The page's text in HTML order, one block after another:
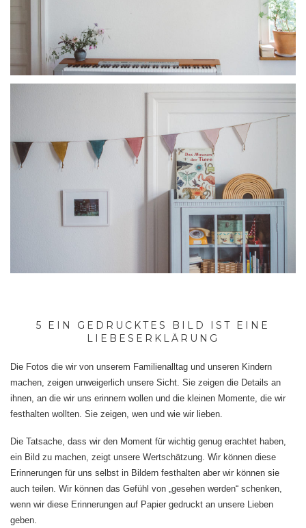
5 EIN GEDRUCKTES BILD IST EINE
LIEBESERKLÄRUNG
Die Fotos die wir von unserem Familienalltag und unseren Kindern
machen, zeigen unweigerlich unsere Sicht. Sie zeigen die Details an
ihnen, an die wir uns erinnern wollen und die kleinen Momente, die wir
festhalten wollten. Sie zeigen, wen und wie wir lieben.
Die Tatsache, dass wir den Moment für wichtig genug erachtet haben,
ein Bild zu machen, zeigt unsere Wertschätzung. Wir können diese
Erinnerungen für uns selbst in Bildern festhalten aber wir können sie
auch teilen. Wir können das Gefühl von „gesehen werden“ schenken,
wenn wir diese Erinnerungen auf Papier gedruckt an unsere Lieben
geben.